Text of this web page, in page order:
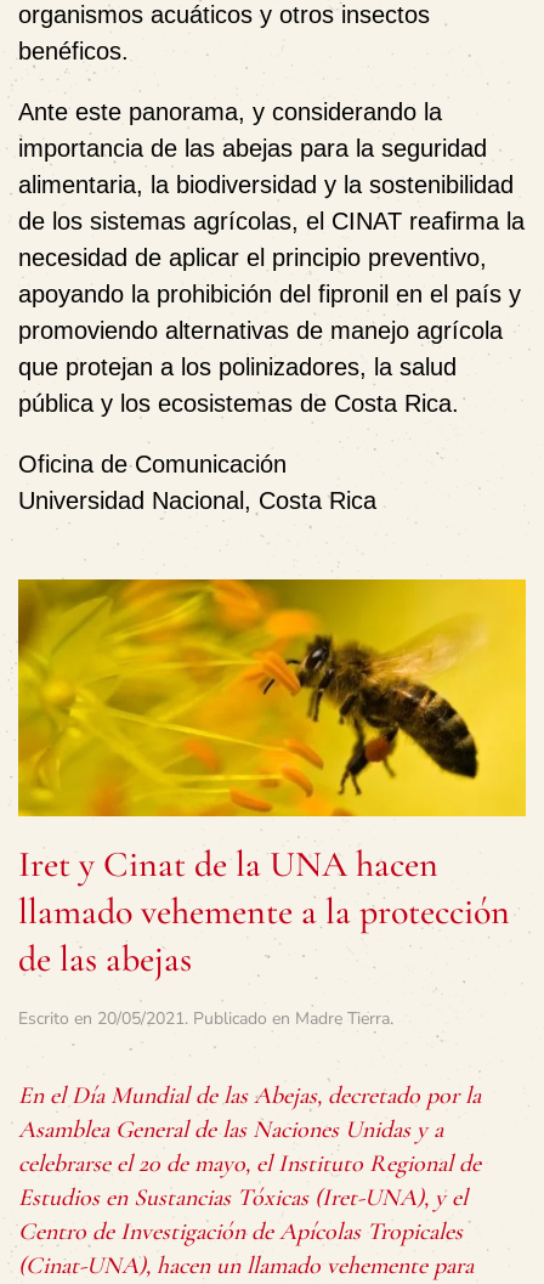
organismos acuáticos y otros insectos
benéficos.
Ante este panorama, y considerando la
importancia de las abejas para la seguridad
alimentaria, la biodiversidad y la sostenibilidad
de los sistemas agrícolas, el CINAT reafirma la
necesidad de aplicar el principio preventivo,
apoyando la prohibición del fipronil en el país y
promoviendo alternativas de manejo agrícola
que protejan a los polinizadores, la salud
pública y los ecosistemas de Costa Rica.
Oficina de Comunicación
Universidad Nacional, Costa Rica
Iret y Cinat de la UNA hacen
llamado vehemente a la protección
de las abejas
Escrito en 20/05/2021. Publicado en Madre Tierra.
En el Día Mundial de las Abejas, decretado por la
Asamblea General de las Naciones Unidas y a
celebrarse el 20 de mayo, el Instituto Regional de
Estudios en Sustancias Tóxicas (Iret-UNA), y el
Centro de Investigación de Apícolas Tropicales
(Cinat-UNA), hacen un llamado vehemente para